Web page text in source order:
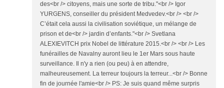
des<br /> citoyens, mais une sorte de tribu."<br /> Igor
YURGENS, conseiller du président Medvedev.<br /> <br />
C’était cela aussi la civilisation soviétique, un mélange de
prison et de<br /> jardin d’enfants."<br /> Svetlana
ALEXIEVITCH prix Nobel de littérature 2015.<br /> <br /> Les
funérailles de Navalny auront lieu le 1er Mars sous haute
surveillance. Il n'y a rien (ou peu) à en attendre,
malheureusement. La terreur toujours la terreur...<br /> Bonne
fin de journée l'amie<br /> PS: Je suis quand même surpris